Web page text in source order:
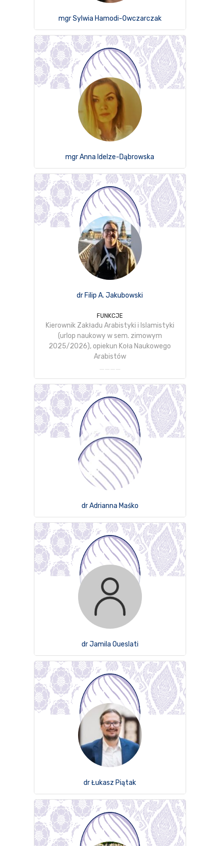
mgr Sylwia Hamodi-Owczarczak
mgr Anna Idelze-Dąbrowska
dr Filip A. Jakubowski
FUNKCJE
Kierownik Zakładu Arabistyki i Islamistyki
(urlop naukowy w sem. zimowym
2025/2026), opiekun Koła Naukowego
Arabistów
dr Adrianna Maśko
dr Jamila Oueslati
dr Łukasz Piątak